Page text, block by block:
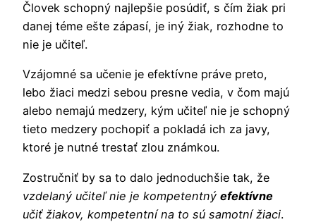
Človek schopný najlepšie posúdiť, s čím žiak pri
danej téme ešte zápasí, je iný žiak, rozhodne to
nie je učiteľ.
Vzájomné sa učenie je efektívne práve preto,
lebo žiaci medzi sebou presne vedia, v čom majú
alebo nemajú medzery, kým učiteľ nie je schopný
tieto medzery pochopiť a pokladá ich za javy,
ktoré je nutné trestať zlou známkou.
Zostručniť by sa to dalo jednoduchšie tak, že
vzdelaný učiteľ nie je kompetentný efektívne
učiť žiakov, kompetentní na to sú samotní žiaci.